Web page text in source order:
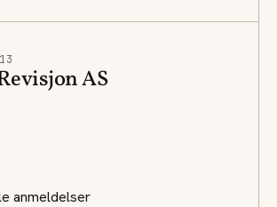
AS
anmeldelser